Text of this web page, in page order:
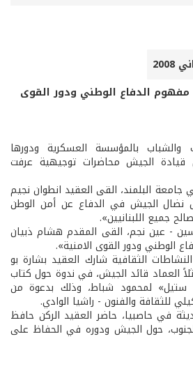
الدفاع الوطني ودور القوى
بالمؤسسة العسكرية ودورها
الجيش محاضرات توجيهية عرفت
البلمند، القى العقيد انطوان نجيم
نضال الجيش في الدفاع عن أمن الوطن
جميع اللبنانيين».
- عين نجم، القى المقدم هشام ذبيان
الوطني ودور القوى الامنية».
الثقافية شارك العقيد بشارة بو
العماد قائد الجيش، في ندوة حول كتاب
ستيل» لمحمود شباط، وذلك بدعوة من
للثقافة والفنون - راشيا الوادي.
في حاصبيا، حاضر العقيد الركن حافظ
حول الجيش ودوره في الحفاظ على